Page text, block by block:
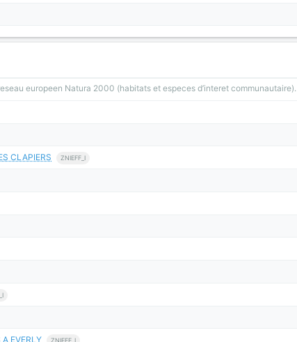
europeen Natura 2000 (habitats et especes d’interet communautaire).
CLAPIERS ZNIEFF_I
EVERLY ZNIEFF_I